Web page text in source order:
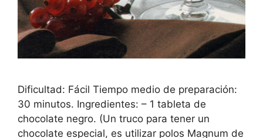
Dificultad: Fácil Tiempo medio de preparación:
30 minutos. Ingredientes: – 1 tableta de
chocolate negro. (Un truco para tener un
chocolate especial, es utilizar polos Magnum de